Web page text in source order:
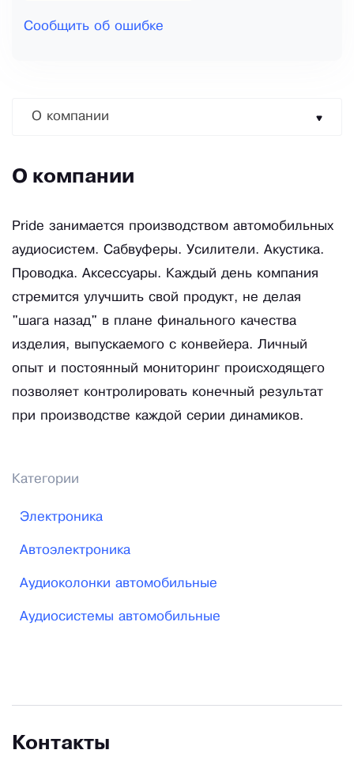
Сообщить об ошибке
О компании
О компании
Pride занимается производством автомобильных
аудиосистем. Сабвуферы. Усилители. Акустика.
Проводка. Аксессуары. Каждый день компания
стремится улучшить свой продукт, не делая
"шага назад" в плане финального качества
изделия, выпускаемого с конвейера. Личный
опыт и постоянный мониторинг происходящего
позволяет контролировать конечный результат
при производстве каждой серии динамиков.
Категории
Электроника
Автоэлектроника
Аудиоколонки автомобильные
Аудиосистемы автомобильные
Контакты